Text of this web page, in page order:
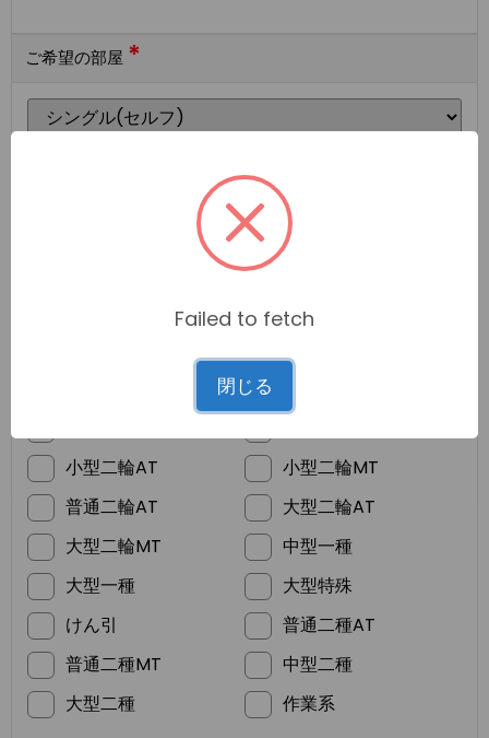
ご希望の部屋 *
小型二輪AT
小型二輪MT
普通二輪AT
大型二輪AT
大型二輪MT
中型一種
大型一種
大型特殊
けん引
普通二種AT
普通二種MT
中型二種
大型二種
作業系
Failed to fetch
閉じる